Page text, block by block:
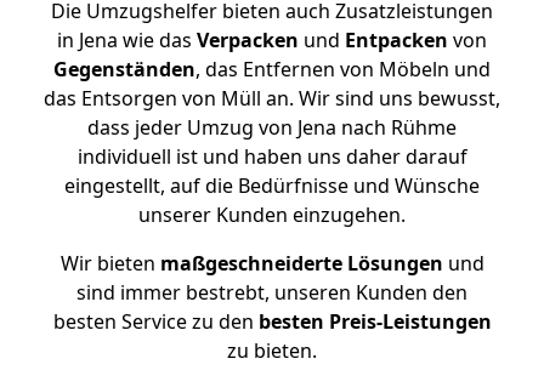
Die Umzugshelfer bieten auch Zusatzleistungen
in Jena wie das Verpacken und Entpacken von
Gegenständen, das Entfernen von Möbeln und
das Entsorgen von Müll an. Wir sind uns bewusst,
dass jeder Umzug von Jena nach Rühme
individuell ist und haben uns daher darauf
eingestellt, auf die Bedürfnisse und Wünsche
unserer Kunden einzugehen.
Wir bieten maßgeschneiderte Lösungen und
sind immer bestrebt, unseren Kunden den
besten Service zu den besten Preis-Leistungen
zu bieten.